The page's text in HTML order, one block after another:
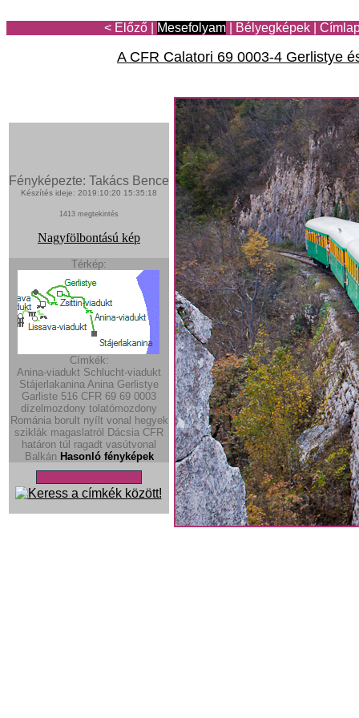
< Előző Mesefolyam Bélyegképek
A CFR Calatori 69 0003-4 Gerlistye
Fényképezte: Takács Bence
Készítés ideje: 2019:10:20 15:35:18
1413 megtekintés
Nagyfölbontású kép
Térkép:
Címkék:
Anina-viadukt Schlucht-viadukt
Stájerlakanina Anina Gerlistye
Garliste 516 CFR 69 69 0003
dízelmozdony tolatómozdony
Románia borult nyílt vonal hegyek
sziklák magaslatról Dácsia CFR
határon túl ragadt vasútvonal
Balkán Hasonló fényképek